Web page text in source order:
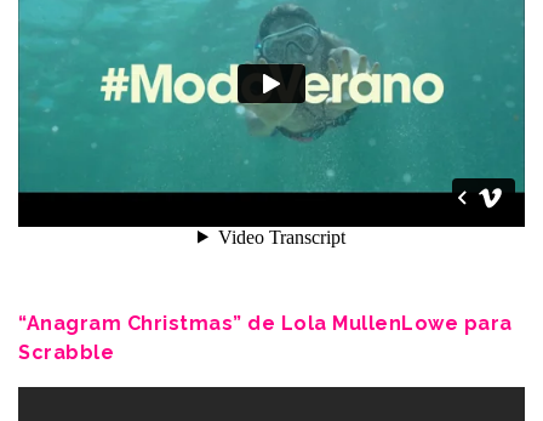
“Anagram Christmas” de Lola MullenLowe para
Scrabble